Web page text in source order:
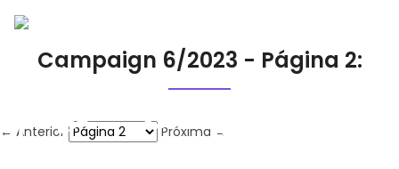
Campaign 6/2023 - Página 2:
← Anterior Próxima →